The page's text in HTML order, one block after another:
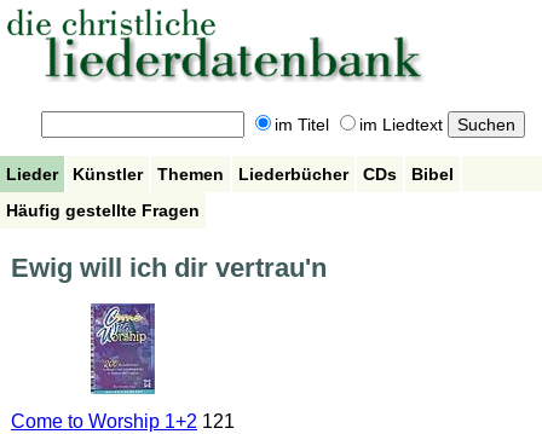
im Titel im Liedtext
Lieder Künstler Themen Liederbücher CDs
Bibel
Häufig gestellte Fragen
Ewig will ich dir vertrau'n
Come to Worship 1+2 121